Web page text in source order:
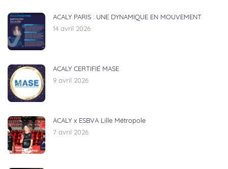
ACALY PARIS : UNE DYNAMIQUE EN MOUVEMENT
14 avril 2026
ACALY CERTIFIÉ MASE
9 avril 2026
ACALY x ESBVA Lille Métropole
7 avril 2026